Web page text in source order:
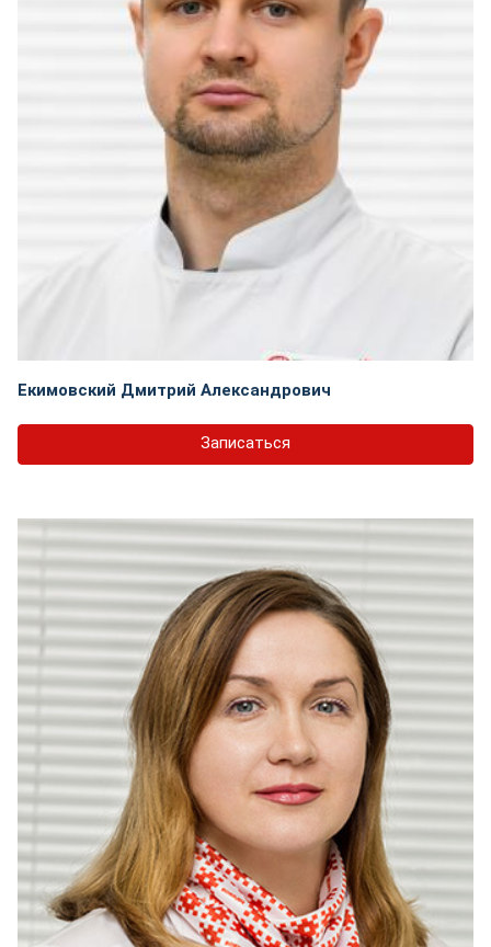
Екимовский Дмитрий Александрович
Записаться